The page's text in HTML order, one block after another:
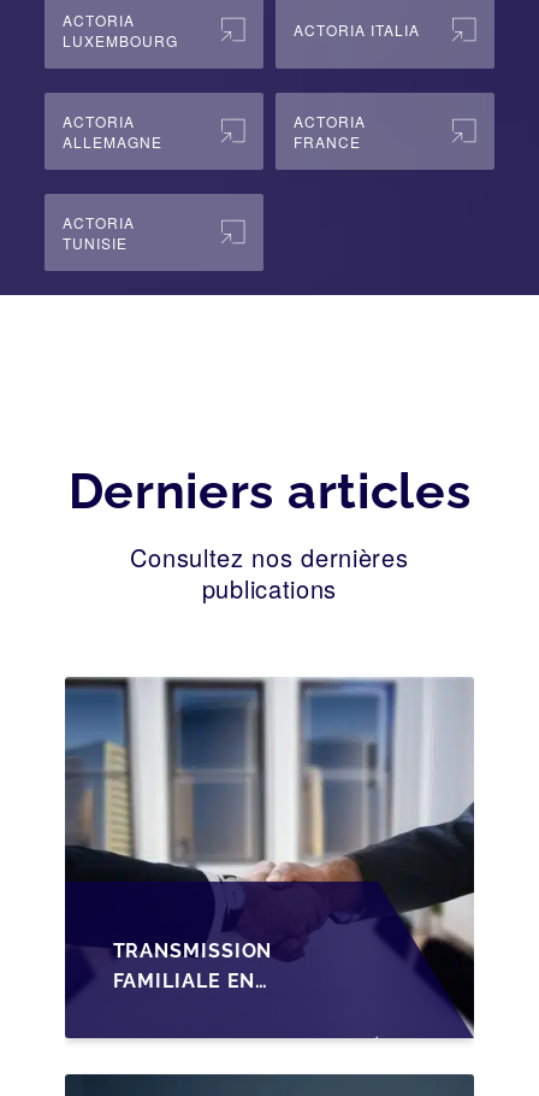
ACTORIA
LUXEMBOURG
ACTORIA ITALIA
ACTORIA
ALLEMAGNE
ACTORIA
FRANCE
ACTORIA
TUNISIE
Derniers articles
Consultez nos dernières
publications
TRANSMISSION
FAMILIALE EN
STRUCTURER LA
CESSION DES PARTS